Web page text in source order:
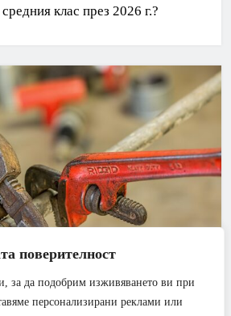
поверителност
за да подобрим изживяването ви при
персонализирани реклами или
клас през 2026 г.?
БАНЯ